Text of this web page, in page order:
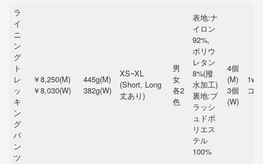
ラ
イ
ニ
ン
グ
ト
レ
ッ
キ
ン
グ
パ
ン
ツ
￥8,250(M)
￥8,030(W)
445g(M)
382g(W)
XS~XL
(Short, Long
丈あり)
男
女
各2
色
表地:ナ
イロン
92%,
ポリウ
レタン
8%(撥
水加工)
裏地:ブ
ラッシ
ュドポ
リエス
テル
100%
4個
(M)
3個
(W)
コ